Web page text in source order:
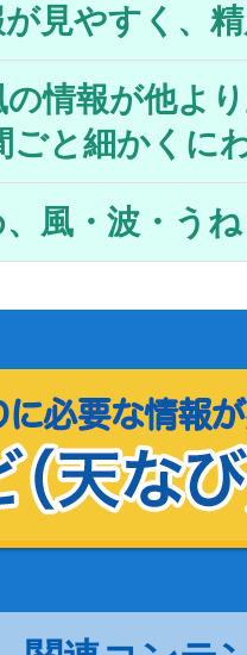
が見やすく、
の情報が他よ
ごと細かくに
風・波・う